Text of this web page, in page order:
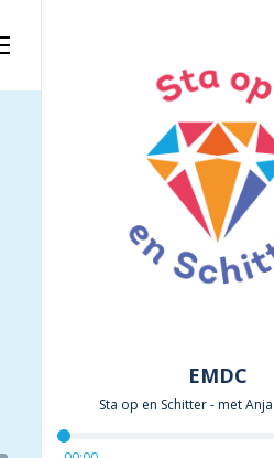
EMDC
Sta op en Schitter- met